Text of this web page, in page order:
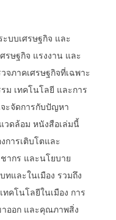
บบเศรษฐกิจ และ
รษฐกิจ แรงงาน และ
จภาคเศรษฐกิจที่เฉพาะ
ม เทคโนโลยี และการ
ะจัดการกับปัญหา
วดล้อม หนังสือเล่มนี้
การเติบโตและ
ากร และนโยบาย
และในเมือง รวมถึง
คโนโลยีในเมือง การ
าออก และคุณภาพสิ่ง